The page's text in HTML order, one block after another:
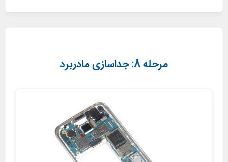
مرحله 8: جداسازی مادربرد